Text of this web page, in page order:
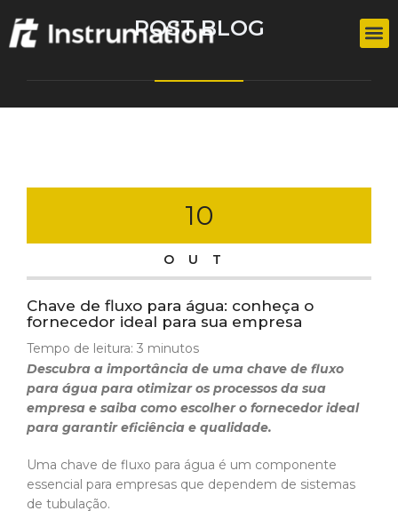
POST BLOG
10
OUT
Chave de fluxo para água: conheça o
fornecedor ideal para sua empresa
Tempo de leitura: 3 minutos
Descubra a importância de uma chave de fluxo
para água para otimizar os processos da sua
empresa e saiba como escolher o fornecedor ideal
para garantir eficiência e qualidade.
Uma chave de fluxo para água é um componente
essencial para empresas que dependem de sistemas
de tubulação.